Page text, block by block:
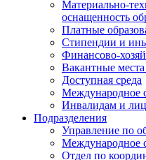
Материально-
оснащенность
Платные
Стипендии и
Финансово-
Вакантные
Доступная среда
Международное
Инвалидам и
Подразделения
Управление по
Международное
Отдел по